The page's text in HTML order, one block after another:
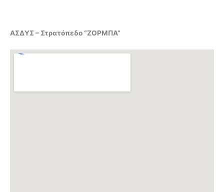
ΑΣΔΥΣ – Στρατόπεδο “ΖΟΡΜΠΑ”